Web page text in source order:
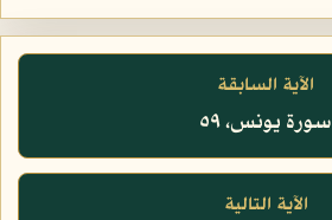
الآية السابقة
سورة يونس، ٥٩
الآية التالية